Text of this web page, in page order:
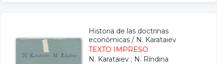
Historia de las doctrinas
económicas / N. Karataiev
TEXTO IMPRESO
N. Karataiev ; N. Ríndina